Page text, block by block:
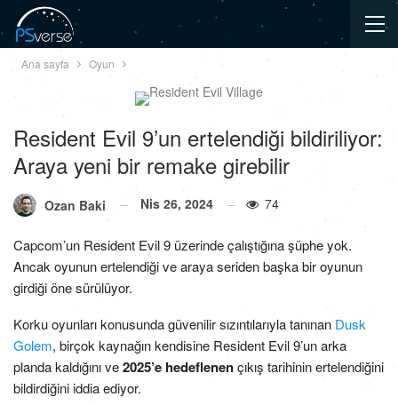
Ana sayfa Oyun
Resident Evil 9’un ertelendiği bildiriliyor:
Araya yeni bir remake girebilir
Ozan Baki Nis 26, 2024 74
Capcom’un Resident Evil 9 üzerinde çalıştığına şüphe yok.
Ancak oyunun ertelendiği ve araya seriden başka bir oyunun
girdiği öne sürülüyor.
Korku oyunları konusunda güvenilir sızıntılarıyla tanınan Dusk
Golem, birçok kaynağın kendisine Resident Evil 9’un arka
planda kaldığını ve2025’e hedeflenençıkış tarihinin ertelendiğini
bildirdiğini iddia ediyor.